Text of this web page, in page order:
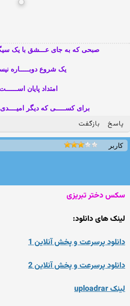
صبحی که به جای عـــشق با یک
یک شروع دوبـــــاره
امتداد پایان
برای کســـــی که دیگر
پاسخ بازگفت
کاربر
سکس دختر تبریزی
لینک های دانلود:
دانلود پرسرعت و پخش آنلاین 1
دانلود پرسرعت و پخش آنلاین 2
لینک uploadrar